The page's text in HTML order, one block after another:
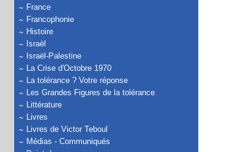
France
Francophonie
Histoire
Israël
Israël-Palestine
La Crise d'Octobre 1970
La tolérance ? Votre réponse
Les Grandes Figures de la tolérance
Littérature
Livres
Livres de Victor Teboul
Médias - Communiqués